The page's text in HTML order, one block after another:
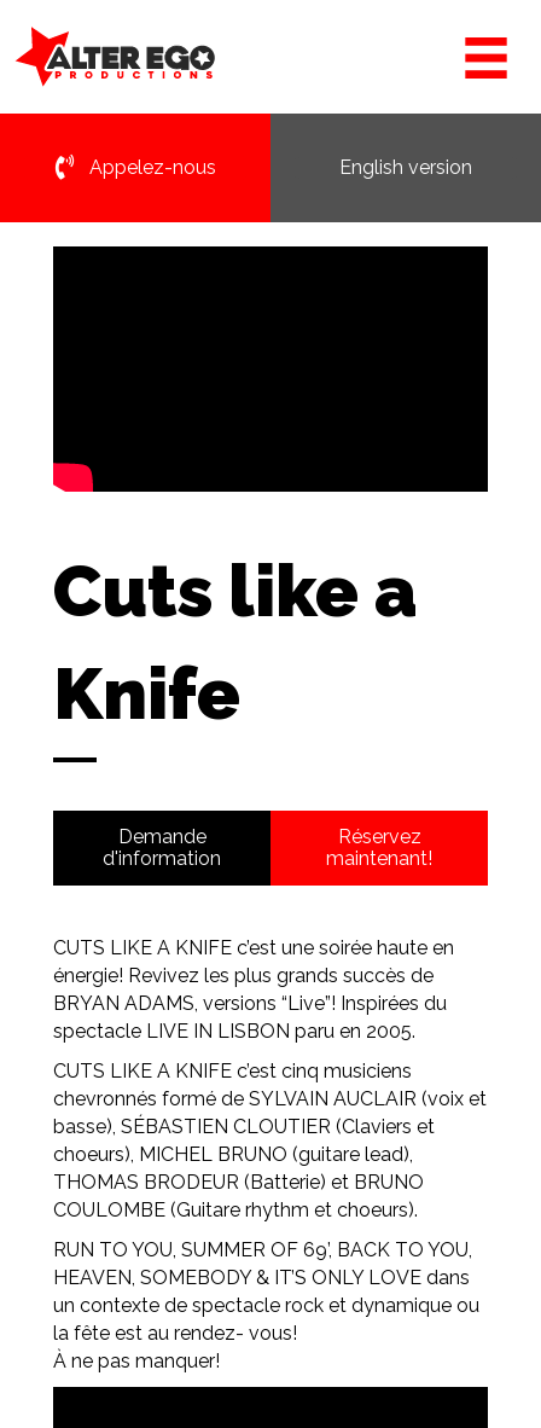
Appelez-nous English version
Cuts like a
Knife
Demande
d'information
Réservez
maintenant!
CUTS LIKE A KNIFE c’est une soirée haute en
énergie! Revivez les plus grands succès de
BRYAN ADAMS, versions “Live”! Inspirées du
spectacle LIVE IN LISBON paru en 2005.
CUTS LIKE A KNIFE c’est cinq musiciens
chevronnés formé de SYLVAIN AUCLAIR (voix et
basse), SÉBASTIEN CLOUTIER (Claviers et
choeurs), MICHEL BRUNO (guitare lead),
THOMAS BRODEUR (Batterie) et BRUNO
COULOMBE (Guitare rhythm et choeurs).
RUN TO YOU, SUMMER OF 69’, BACK TO YOU,
HEAVEN, SOMEBODY & IT’S ONLY LOVE dans
un contexte de spectacle rock et dynamique ou
la fête est au rendez- vous!
À ne pas manquer!